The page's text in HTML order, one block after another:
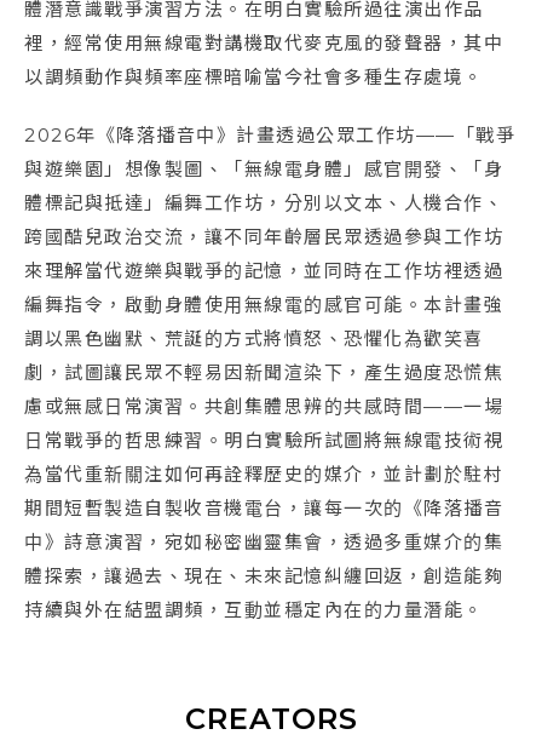
體潛意識戰爭演習方法。在明白實驗所過往演出作品
裡，經常使用無線電對講機取代麥克風的發聲器，其中
以調頻動作與頻率座標暗喻當今社會多種生存處境。
2026年《降落播音中》計畫透過公眾工作坊——「戰爭
與遊樂園」想像製圖、「無線電身體」感官開發、「身
體標記與抵達」編舞工作坊，分別以文本、人機合作、
跨國酷兒政治交流，讓不同年齡層民眾透過參與工作坊
來理解當代遊樂與戰爭的記憶，並同時在工作坊裡透過
編舞指令，啟動身體使用無線電的感官可能。本計畫強
調以黑色幽默、荒誕的方式將憤怒、恐懼化為歡笑喜
劇，試圖讓民眾不輕易因新聞渲染下，產生過度恐慌焦
慮或無感日常演習。共創集體思辨的共感時間——一場
日常戰爭的哲思練習。明白實驗所試圖將無線電技術視
為當代重新關注如何再詮釋歷史的媒介，並計劃於駐村
期間短暫製造自製收音機電台，讓每一次的《降落播音
中》詩意演習，宛如秘密幽靈集會，透過多重媒介的集
體探索，讓過去、現在、未來記憶糾纏回返，創造能夠
持續與外在結盟調頻，互動並穩定內在的力量潛能。
CREATORS